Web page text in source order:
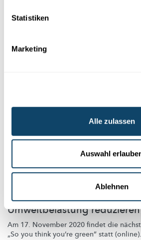
Statistiken
Marketing
Alle zulassen
Auswahl
Ablehnen
Wissens...
Wie kann man als Bürger
Umweltbelastung
Am 17. November 2020 findet die
„So you think you’re green” statt